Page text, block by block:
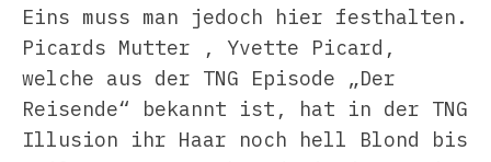
Eins muss man jedoch hier festhalten.
Picards Mutter , Yvette Picard,
welche aus der TNG Episode „Der
Reisende“ bekannt ist, hat in der TNG
Illusion ihr Haar noch hell Blond bis